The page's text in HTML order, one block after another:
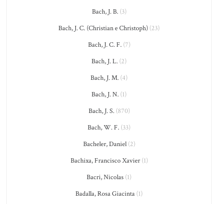
Bach, J. B.(3)
Bach, J. C. (Christian e Christoph) (23)
Bach, J. C. F.(7)
Bach, J. L. (2)
Bach, J. M. (4)
Bach, J. N. (1)
Bach, J. S.(870)
Bach, W. F. (33)
Bacheler, Daniel(2)
Bachixa, Francisco Xavier(1)
Bacri, Nicolas (1)
Badalla, Rosa Giacinta (1)